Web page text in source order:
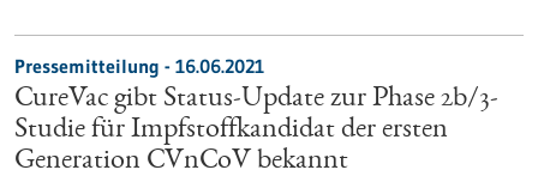
Pressemitteilung - 16.06.2021
CureVac gibt Status-Update zur Phase 2b/3-
Studie für Impfstoffkandidat der ersten
Generation CVnCoV bekannt